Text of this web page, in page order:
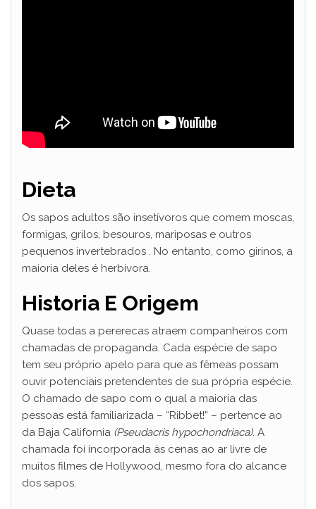
Dieta
Os sapos adultos são insetívoros que comem moscas,
formigas, grilos, besouros, mariposas e outros
pequenos invertebrados . No entanto, como girinos, a
maioria deles é herbívora.
Historia E Origem
Quase todas a pererecas atraem companheiros com
chamadas de propaganda. Cada espécie de sapo
tem seu próprio apelo para que as fêmeas possam
ouvir potenciais pretendentes de sua própria espécie.
O chamado de sapo com o qual a maioria das
pessoas está familiarizada – “Ribbet!” – pertence ao
da Baja California (Pseudacris hypochondriaca). A
chamada foi incorporada às cenas ao ar livre de
muitos filmes de Hollywood, mesmo fora do alcance
dos sapos.